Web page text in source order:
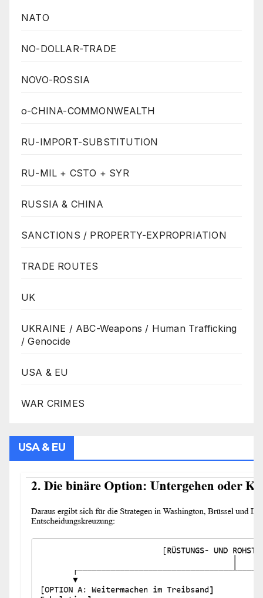
NATO
NO-DOLLAR-TRADE
NOVO-ROSSIA
o-CHINA-COMMONWEALTH
RU-IMPORT-SUBSTITUTION
RU-MIL + CSTO + SYR
RUSSIA & CHINA
SANCTIONS / PROPERTY-EXPROPRIATION
TRADE ROUTES
UK
UKRAINE / ABC-Weapons / Human Trafficking
/ Genocide
USA & EU
WAR CRIMES
USA & EU